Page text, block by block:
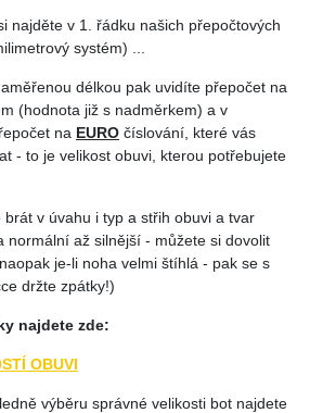
najděte v 1. řádku našich přepočtových
systém) ...
délkou pak uvidíte přepočet na
(hodnota již s nadměrkem) a v
na EURO číslování, které vás
- to je velikost obuvi, kterou potřebujete
brát v úvahu i typ a střih obuvi a tvar
normální až silnější - můžete si dovolit
je-li noha velmi štíhlá - pak se s
držte zpátky!)
najdete zde:
OBUVI
výběru správné velikosti bot najdete